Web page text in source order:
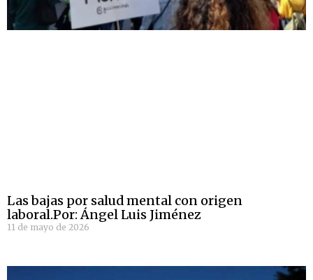
Las bajas por salud mental con origen
laboral.Por: Ángel Luis Jiménez
11 de mayo de 2026